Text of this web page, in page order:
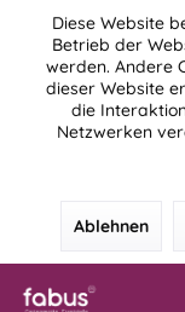
Diese Website
Betrieb der
werden. Andere
dieser Website
die
Netzwerken
Ablehnen